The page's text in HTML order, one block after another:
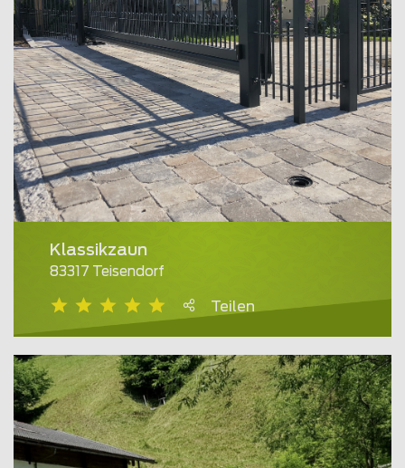
Klassikzaun
83317 Teisendorf
Teilen